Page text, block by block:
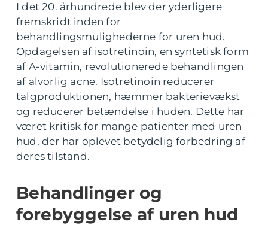
I det 20. århundrede blev der yderligere
fremskridt inden for
behandlingsmulighederne for uren hud.
Opdagelsen af isotretinoin, en syntetisk form
af A-vitamin, revolutionerede behandlingen
af alvorlig acne. Isotretinoin reducerer
talgproduktionen, hæmmer bakterievækst
og reducerer betændelse i huden. Dette har
været kritisk for mange patienter med uren
hud, der har oplevet betydelig forbedring af
deres tilstand.
Behandlinger og
forebyggelse af uren hud